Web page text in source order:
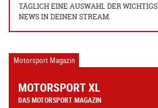
TÄGLICH EINE AUSWAHL DER
NEWS IN DEINEN STREAM.
Motorsport Magazin
MOTORSPORT XL
DAS MOTORSPORT MAGAZIN